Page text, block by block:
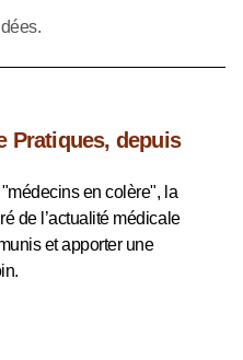
Pratiques, depuis
en colère", la
de l’actualité médicale
et apporter une